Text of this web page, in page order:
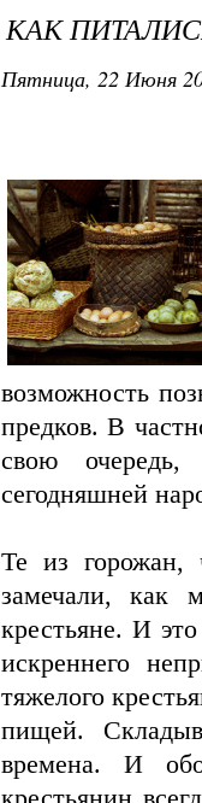
КАК
Пятница, 22 Июня
возможность
предков. В
свою очередь,
сегодняшней
Те из горожан,
замечали, как
крестьяне. И
искреннего
тяжелого
пищей.
времена. И